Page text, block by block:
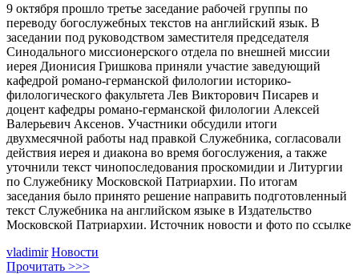
9 октября прошло третье заседание рабочей группы по
переводу богослужебных текстов на английский язык. В
заседании под руководством заместителя председателя
Синодального миссионерского отдела по внешней миссии
иерея Дионисия Гришкова приняли участие заведующий
кафедрой романо-германской филологии историко-
филологического факультета Лев Викторович Писарев и
доцент кафедры романо-германской филологии Алексей
Валерьевич Аксенов. Участники обсудили итоги
двухмесячной работы над правкой Служебника, согласовали
действия иерея и диакона во время богослужения, а также
уточнили текст чинопоследования проскомидии и Литургии
по Служебнику Московской Патриархии. По итогам
заседания было принято решение направить подготовленный
текст Служебника на английском языке в Издательство
Московской Патриархии. Источник новости и фото по ссылке
vladimir Новости
Прочитать >>>